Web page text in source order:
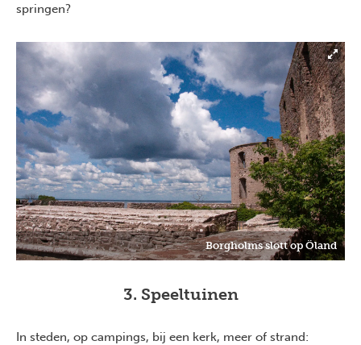
springen?
Borgholms slott op Öland
3. Speeltuinen
In steden, op campings, bij een kerk, meer of strand: